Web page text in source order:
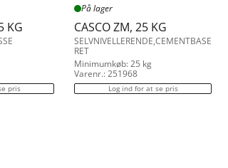
KG
pris
På lager
CASCO ZM, 25 KG
SELVNIVELLERENDE,CEMENTBASE
RET
Minimumkøb: 25 kg
Varenr.: 251968
Log ind for at se pris